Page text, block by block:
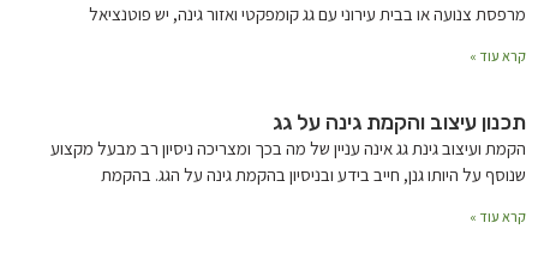
מרפסת צנועה או בבית עירוני עם גג קומפקטי ואזור גינה, יש פוטנציאל
קרא עוד »
תכנון עיצוב והקמת גינה על גג
הקמת ועיצוב גינת גג אינה עניין של מה בכך ומצריכה ניסיון רב מבעל מקצוע
שנוסף על היותו גנן, חייב בידע ובניסיון בהקמת גינה על הגג. בהקמת
קרא עוד »